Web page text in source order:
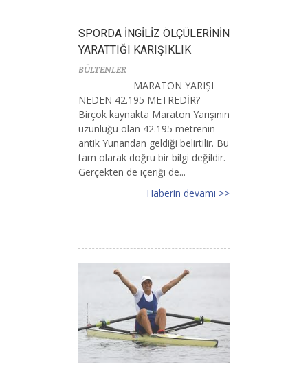
SPORDA İNGİLİZ ÖLÇÜLERİNİN
YARATTIĞI KARIŞIKLIK
BÜLTENLER
MARATON YARIŞI
NEDEN 42.195 METREDİR?
Birçok kaynakta Maraton Yarışının
uzunluğu olan 42.195 metrenin
antik Yunandan geldiği belirtilir. Bu
tam olarak doğru bir bilgi değildir.
Gerçekten de içeriği de...
Haberin devamı >>